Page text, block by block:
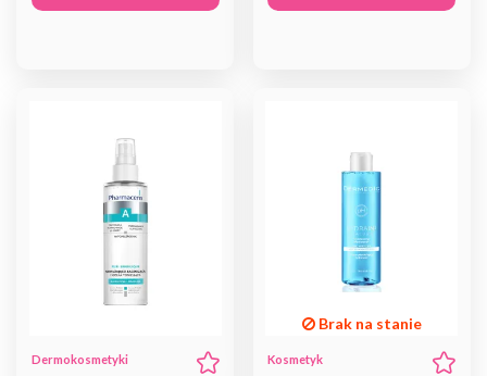
Dermokosmetyki
Brak na stanie
Kosmetyk